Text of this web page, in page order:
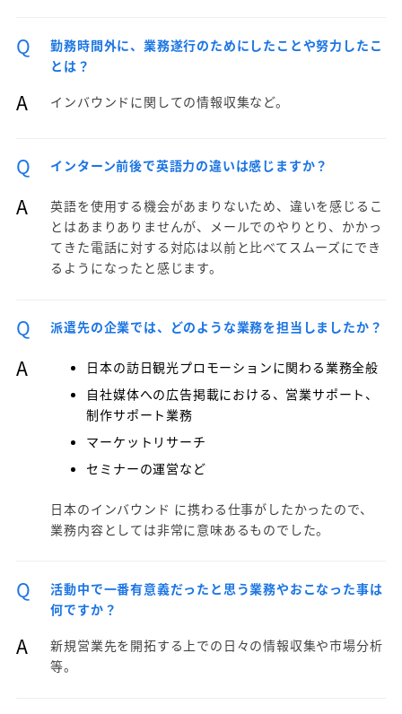
Q
勤務時間外に、業務遂行のためにしたことや努力したこ
とは？
A インバウンドに関しての情報収集など。
Q インターン前後で英語力の違いは感じますか？
A
英語を使用する機会があまりないため、違いを感じるこ
とはあまりありませんが、メールでのやりとり、かかっ
てきた電話に対する対応は以前と比べてスムーズにでき
るようになったと感じます。
Q 派遣先の企業では、どのような業務を担当しましたか？
A
日本の訪日観光プロモーションに関わる業務全般
自社媒体への広告掲載における、営業サポート、
制作サポート業務
マーケットリサーチ
セミナーの運営など
日本のインバウンド に携わる仕事がしたかったので、
業務内容としては非常に意味あるものでした。
Q
活動中で一番有意義だったと思う業務やおこなった事は
何ですか？
A
新規営業先を開拓する上での日々の情報収集や市場分析
等。